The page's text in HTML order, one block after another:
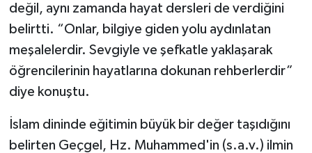
değil, aynı zamanda hayat dersleri de verdiğini
belirtti. “Onlar, bilgiye giden yolu aydınlatan
meşalelerdir. Sevgiyle ve şefkatle yaklaşarak
öğrencilerinin hayatlarına dokunan rehberlerdir”
diye konuştu.
İslam dininde eğitimin büyük bir değer taşıdığını
belirten Geçgel, Hz. Muhammed'in (s.a.v.) ilmin